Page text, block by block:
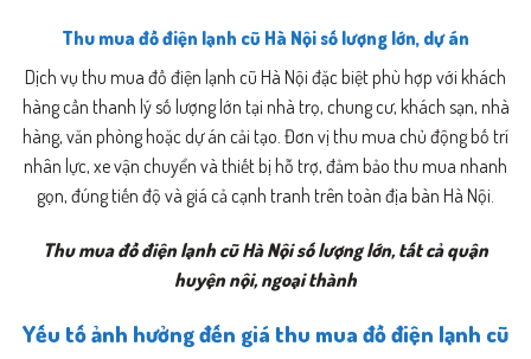
Thu mua đồ điện lạnh cũ Hà Nội số lượng lớn, dự án
Dịch vụ thu mua đồ điện lạnh cũ Hà Nội đặc biệt phù hợp với khách
hàng cần thanh lý số lượng lớn tại nhà trọ, chung cư, khách sạn, nhà
hàng, văn phòng hoặc dự án cải tạo. Đơn vị thu mua chủ động bố trí
nhân lực, xe vận chuyển và thiết bị hỗ trợ, đảm bảo thu mua nhanh
gọn, đúng tiến độ và giá cả cạnh tranh trên toàn địa bàn Hà Nội.
Thu mua đồ điện lạnh cũ Hà Nội số lượng lớn, tất cả quận
huyện nội, ngoại thành
Yếu tố ảnh hưởng đến giá thu mua đồ điện lạnh cũ